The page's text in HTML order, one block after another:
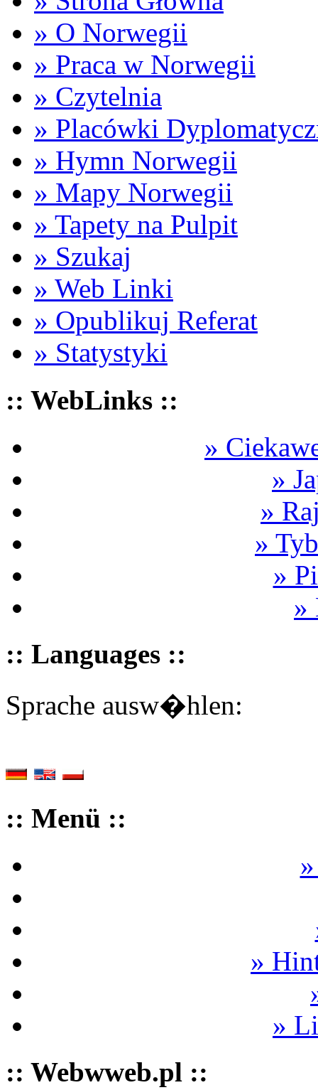
» O Norwegii
» Praca w Norwegii
» Czytelnia
» Placówki
» Hymn Norwegii
» Mapy Norwegii
» Tapety na Pulpit
» Szukaj
» Web Linki
» Opublikuj Referat
» Statystyki
:: WebLinks ::
»
»
»
»
»
»
:: Languages ::
Sprache ausw�hlen:
:: Menü ::
»
»
:: Webwweb.pl ::